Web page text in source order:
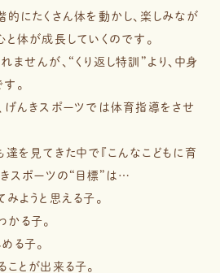
にたくさん体を動かし、楽しみなが
と体が成長していくのです。
ませんが、“くり返し特訓”より、中身
。
げんきスポーツでは体育指導をさせ
達を見てきた中で『こんなこどもに育
きスポーツの“目標”は…
ようと思える子。
る子。
る子。
とが出来る子。